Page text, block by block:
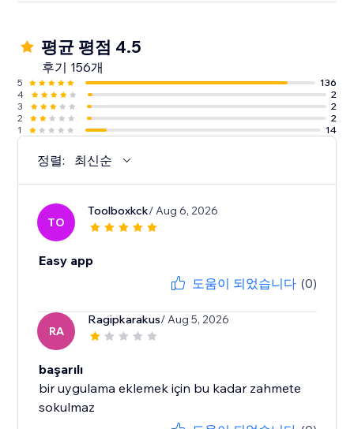
평균 평점 4.5
후기 156개
5
136
4
2
3
2
2
2
1
14
정렬: 최신순
TO
Toolboxkck/ Aug 6, 2026
Easy app
도움이 되었습니다 (0)
RA
Ragipkarakus/ Aug 5, 2026
başarılı
bir uygulama eklemek için bu kadar zahmete
sokulmaz